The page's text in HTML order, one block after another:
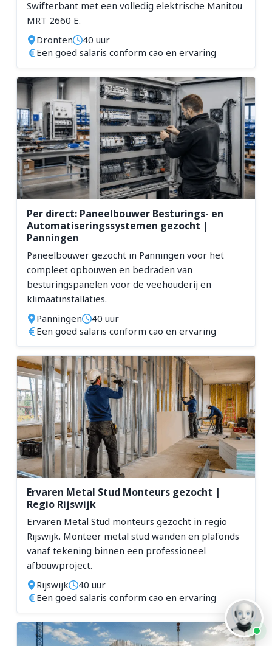
Swifterbant met een volledig elektrische Manitou
MRT 2660 E.
Dronten
40 uur
Een goed salaris conform cao en ervaring
Per direct: Paneelbouwer Besturings- en
Automatiseringssystemen gezocht |
Panningen
Paneelbouwer gezocht in Panningen voor het
compleet opbouwen en bedraden van
besturingspanelen voor de veehouderij en
klimaatinstallaties.
Panningen
40 uur
Een goed salaris conform cao en ervaring
Ervaren Metal Stud Monteurs gezocht |
Regio Rijswijk
Ervaren Metal Stud monteurs gezocht in regio
Rijswijk. Monteer metal stud wanden en plafonds
vanaf tekening binnen een professioneel
afbouwproject.
Rijswijk
40 uur
Een goed salaris conform cao en ervaring